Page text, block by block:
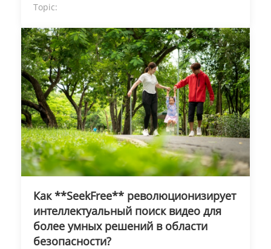
Topic:
Как **SeekFree** революционизирует
интеллектуальный поиск видео для
более умных решений в области
безопасности?